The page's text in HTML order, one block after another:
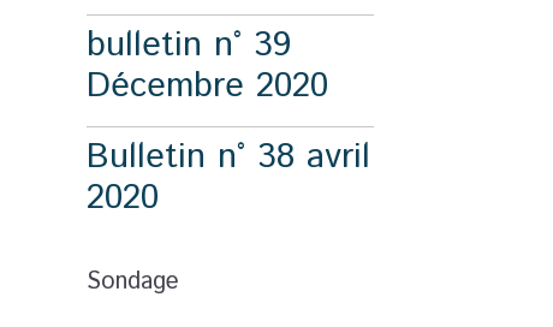
bulletin n° 39
Décembre 2020
Bulletin n° 38 avril
2020
Sondage